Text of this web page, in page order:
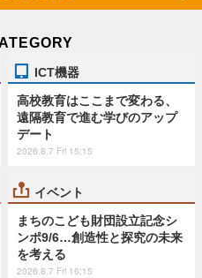
ICT機器
高校教育はここまで変わる、
遠隔教育で進む学びのアップ
デート
2026.8.7 Fri 15:15
イベント
まちのこども財団設立記念シ
ンポ9/6…創造性と探究の未来
を考える
2026.8.7 Fri 16:15